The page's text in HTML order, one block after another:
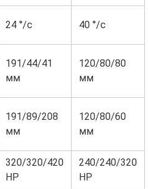
24 °/с 40 °/с
191/44/41
мм
120/80/80
мм
191/89/208
мм
120/80/60
мм
320/320/420
HP
240/240/320
HP